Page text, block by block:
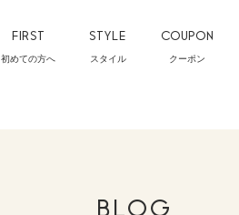
FIRST
初めての方へ
STYLE
スタイル
COUPON
クーポン